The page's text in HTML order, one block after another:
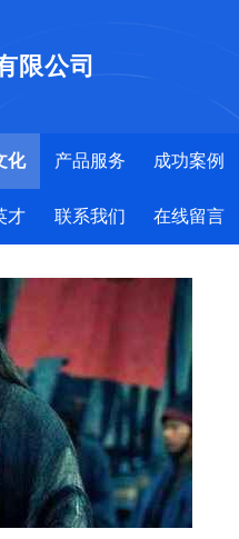
限公司
化 产品服务 成功案例
才 联系我们 在线留言